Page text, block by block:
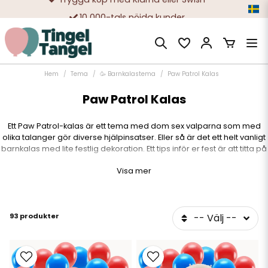
10 000-tals nöjda kunder
Hem Tema 🥳 Barnkalastema Paw Patrol Kalas
Paw Patrol Kalas
Ett Paw Patrol-kalas är ett tema med dom sex valparna som med
olika talanger gör diverse hjälpinsatser. Eller så är det ett helt vanligt
barnkalas med lite festlig dekoration. Ett tips inför er fest är att titta på
Färgerna i Paw Patrol går i blått och rött med inslag av gult.
ett mer generellt hundkalas.
Många pojkar och flickor älskar att titta på Paw Patrol och
hjältehundarna har på senare år blivit väldigt populära. Nu finns allt
från leksaker, filmer, kläder till appar. Självklart finns det även en stor
uppsjö av licensierade kalasprodukter från Paw Patrol. Vi har valt att
Visa mer
93 produkter -- Välj --